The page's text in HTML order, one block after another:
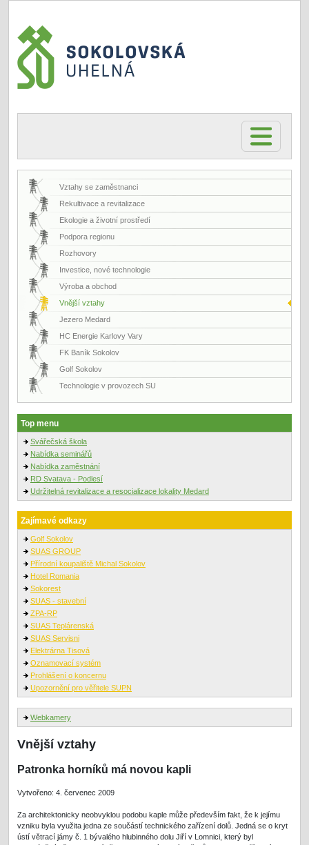
Vztahy se zaměstnanci
Rekultivace a revitalizace
Ekologie a životní prostředí
Podpora regionu
Rozhovory
Investice, nové technologie
Výroba a obchod
Vnější vztahy
Jezero Medard
HC Energie Karlovy Vary
FK Baník Sokolov
Golf Sokolov
Technologie v provozech SU
Top menu
Svářečská škola
Nabídka seminářů
Nabídka zaměstnání
RD Svatava - Podlesí
Udržitelná revitalizace a resocializace lokality Medard
Zajímavé odkazy
Golf Sokolov
SUAS GROUP
Přírodní koupaliště Michal Sokolov
Hotel Romania
Sokorest
SUAS - stavební
ZPA-RP
SUAS Teplárenská
SUAS Servisni
Elektrárna Tisová
Oznamovací systém
Prohlášení o koncernu
Upozornění pro věřitele SUPN
Webkamery
Vnější vztahy
Patronka horníků má novou kapli
Vytvořeno: 4. červenec 2009
Za architektonicky neobvyklou podobu kaple může především fakt, že k jejímu
vzniku byla využita jedna ze součástí technického zařízení dolů. Jedná se o kryt
ústí větrací jámy č. 1 bývalého hlubinného dolu Jiří v Lomnici, který byl